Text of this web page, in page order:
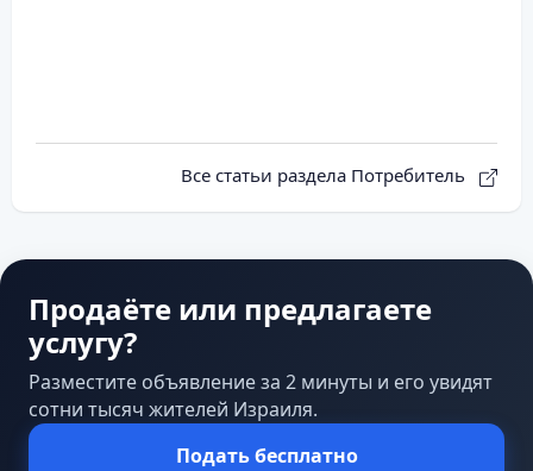
Все статьи раздела Потребитель
Продаёте или предлагаете
услугу?
Разместите объявление за 2 минуты и его увидят
сотни тысяч жителей Израиля.
Подать бесплатно